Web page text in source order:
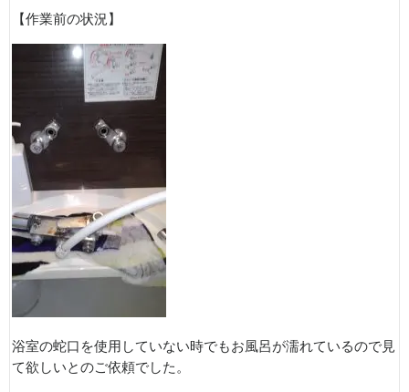
【作業前の状況】
浴室の蛇口を使用していない時でもお風呂が濡れているので見
て欲しいとのご依頼でした。